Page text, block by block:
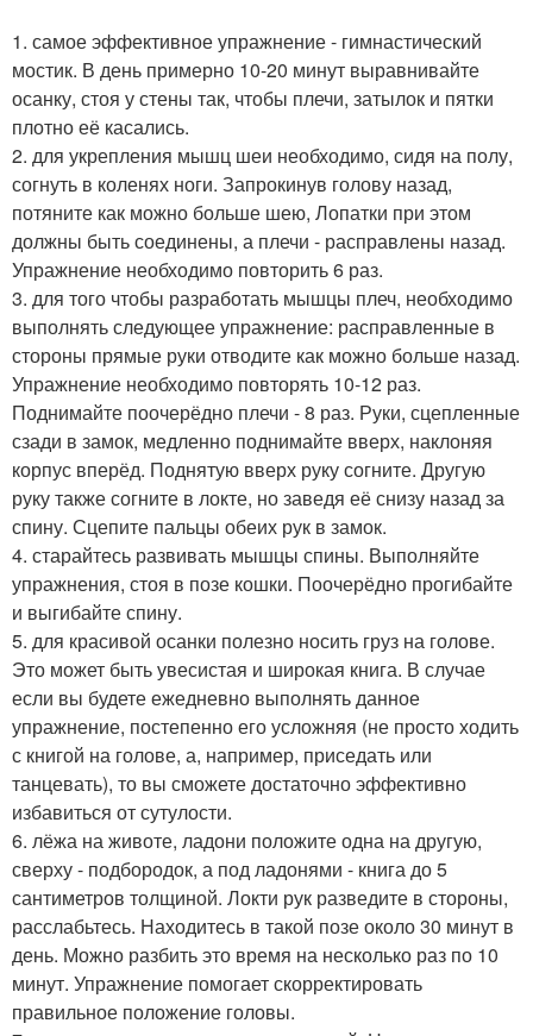
1. самое эффективное упражнение - гимнастический
мостик. В день примерно 10-20 минут выравнивайте
осанку, стоя у стены так, чтобы плечи, затылок и пятки
плотно её касались.
2. для укрепления мышц шеи необходимо, сидя на полу,
согнуть в коленях ноги. Запрокинув голову назад,
потяните как можно больше шею, Лопатки при этом
должны быть соединены, а плечи - расправлены назад.
Упражнение необходимо повторить 6 раз.
3. для того чтобы разработать мышцы плеч, необходимо
выполнять следующее упражнение: расправленные в
стороны прямые руки отводите как можно больше назад.
Упражнение необходимо повторять 10-12 раз.
Поднимайте поочерёдно плечи - 8 раз. Руки, сцепленные
сзади в замок, медленно поднимайте вверх, наклоняя
корпус вперёд. Поднятую вверх руку согните. Другую
руку также согните в локте, но заведя её снизу назад за
спину. Сцепите пальцы обеих рук в замок.
4. старайтесь развивать мышцы спины. Выполняйте
упражнения, стоя в позе кошки. Поочерёдно прогибайте
и выгибайте спину.
5. для красивой осанки полезно носить груз на голове.
Это может быть увесистая и широкая книга. В случае
если вы будете ежедневно выполнять данное
упражнение, постепенно его усложняя (не просто ходить
с книгой на голове, а, например, приседать или
танцевать), то вы сможете достаточно эффективно
избавиться от сутулости.
6. лёжа на животе, ладони положите одна на другую,
сверху - подбородок, а под ладонями - книга до 5
сантиметров толщиной. Локти рук разведите в стороны,
расслабьтесь. Находитесь в такой позе около 30 минут в
день. Можно разбить это время на несколько раз по 10
минут. Упражнение помогает скорректировать
правильное положение головы.